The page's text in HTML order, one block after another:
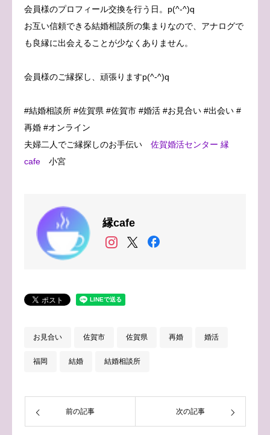
会員様のプロフィール交換を行う日。p(^-^)q
お互い信頼できる結婚相談所の集まりなので、アナログで
も良縁に出会えることが少なくありません。
会員様のご縁探し、頑張りますp(^-^)q
#結婚相談所 #佐賀県 #佐賀市 #婚活 #お見合い #出会い #
再婚 #オンライン
夫婦二人でご縁探しのお手伝い 佐賀婚活センター 縁
cafe 小宮
縁cafe
お見合い 佐賀市 佐賀県 再婚 婚活
福岡 結婚 結婚相談所
前の記事 次の記事